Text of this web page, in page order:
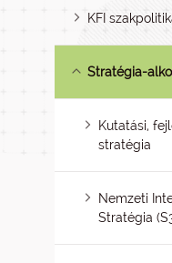
KFI
Stratégia-
Kutatási,
stratégia
Nemzeti
Stratégia